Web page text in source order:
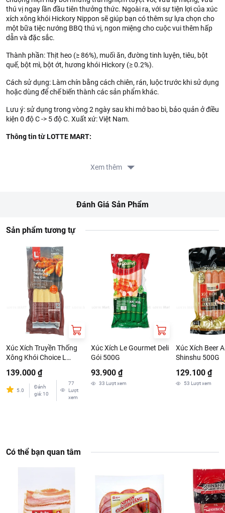
thú vị ngay lần đầu tiên thưởng thức. Ngoài ra, với sự tiện lợi của xúc
xích xông khói Hickory Nippon sẽ giúp bạn có thêm sự lựa chọn cho
một bữa tiệc nướng BBQ thú vị, ngon miệng cho cuộc vui thêm hấp
dẫn và đặc sắc.
Thành phần: Thịt heo (≥ 86%), muối ăn, đường tinh luyện, tiêu, bột
quế, bột mì, bột ớt, hương khói Hickory (≥ 0.2%).
Cách sử dụng: Làm chín bằng cách chiên, rán, luộc trước khi sử dụng
hoặc dùng để chế biến thành các sản phẩm khác.
Lưu ý: sử dụng trong vòng 2 ngày sau khi mở bao bì, bảo quản ở điều
kiện 0 độ C -> 5 độ C. Xuất xứ: Việt Nam.
Thông tin từ LOTTE MART:
đơn hàng của Quý khách, vui lòng xem chính sách tại:
Xem thêm
Đánh Giá Sản Phẩm
Sản phẩm tương tự
Xúc Xích Truyền Thống
Xông Khói Choice L
139.000 ₫
5.0
Đánh
giá: 10
77
Lượt
xem
Xúc Xích Le Gourmet Deli
Gói 500G
93.900 ₫
33 Lượt xem
Xúc Xích Beer
Shinshu 500G
129.100 ₫
53 Lượt xem
Có thể bạn quan tâm